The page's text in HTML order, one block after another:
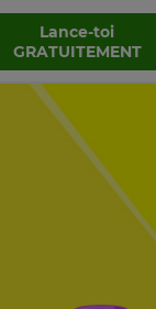
Lance-toi
GRATUITEMENT